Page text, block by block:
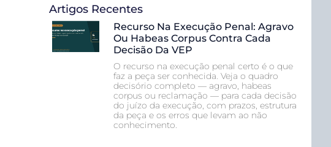
Artigos Recentes
Recurso Na Execução Penal: Agravo
Ou Habeas Corpus Contra Cada
Decisão Da VEP
O recurso na execução penal certo é o que
faz a peça ser conhecida. Veja o quadro
decisório completo — agravo, habeas
corpus ou reclamação — para cada decisão
do juízo da execução, com prazos, estrutura
da peça e os erros que levam ao não
conhecimento.